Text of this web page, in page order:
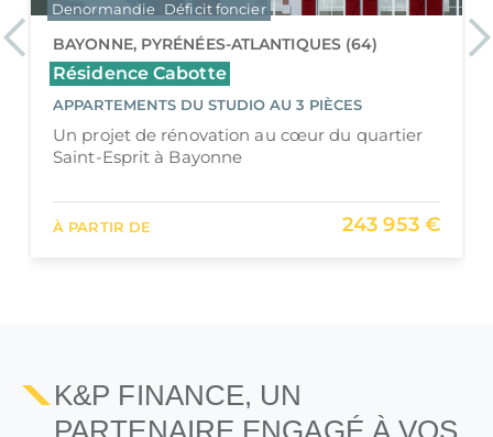
PreviousBAYONNE, PYRÉNÉES-ATLANTIQUES (64)
Résidence Cabotte
APPARTEMENTS DU STUDIO AU 3 PIÈCES
Un projet de rénovation au cœur du quartier
Saint-Esprit à Bayonne
À PARTIR DE 243 953 €
Denormandie Déficit foncier
K&P FINANCE, UN